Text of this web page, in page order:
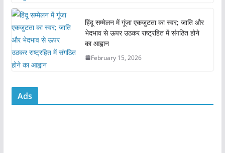
हिंदू सम्मेलन में गूंजा एकजुटता का स्वर; जाति और
भेदभाव से ऊपर उठकर राष्ट्रहित में संगठित होने
का आह्वान
February 15, 2026
Ads